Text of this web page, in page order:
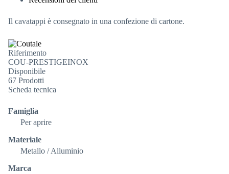
Il cavatappi è consegnato in una confezione di cartone.
Riferimento
COU-PRESTIGEINOX
Disponibile
67 Prodotti
Scheda tecnica
Famiglia
Per aprire
Materiale
Metallo / Alluminio
Marca